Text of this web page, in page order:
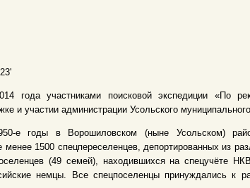
года участниками поисковой экспедиции «По
и участии администрации Усольского
е годы в Ворошиловском (ныне Усольском)
менее 1500 спецпереселенцев, депортированных из
(49 семей), находившихся на спецучёте
немцы. Все спецпоселенцы принуждались к